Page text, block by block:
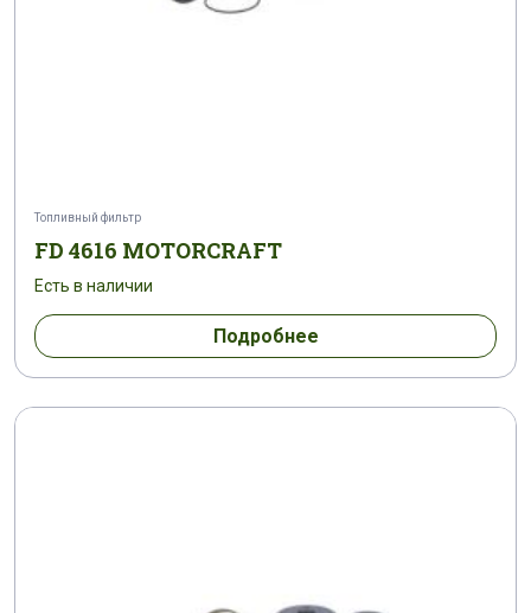
Топливный фильтр
FD 4616 MOTORCRAFT
Есть в наличии
Подробнее